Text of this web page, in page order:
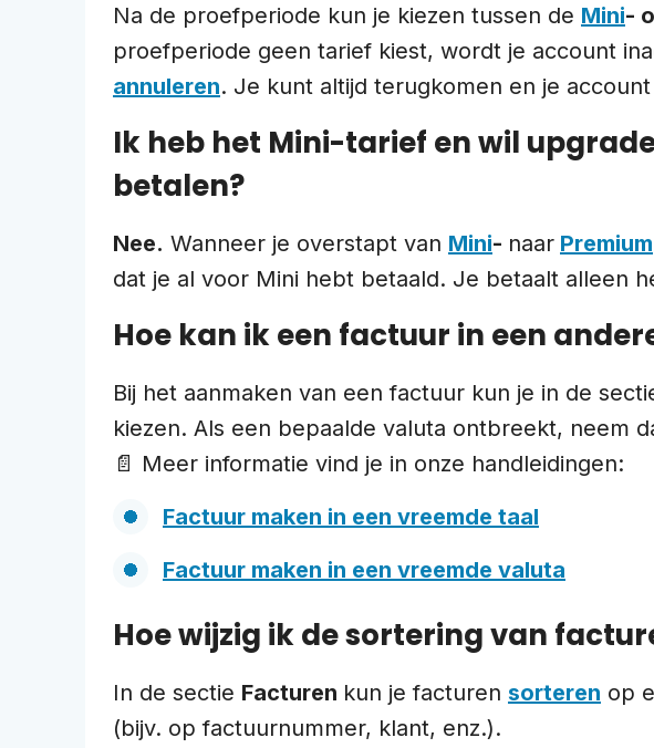
Na de proefperiode kun je kiezen tussen de Mini-
proefperiode geen tarief kiest, wordt je account
annuleren. Je kunt altijd terugkomen en je
Ik heb het Mini-tarief en wil
betalen?
Nee. Wanneer je overstapt van Mini- naar Premium
dat je al voor Mini hebt betaald. Je betaalt alleen
Hoe kan ik een factuur in een
Bij het aanmaken van een factuur kun je in de
kiezen. Als een bepaalde valuta ontbreekt, neem
📄 Meer informatie vind je in onze handleidingen:
Factuur maken in een vreemde taal
Factuur maken in een vreemde valuta
Hoe wijzig ik de sortering van
In de sectie Facturen kun je facturen sorteren op
(bijv. op factuurnummer, klant, enz.).